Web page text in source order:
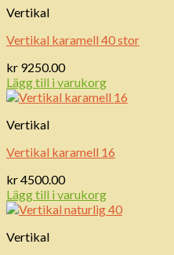
Vertikal
Vertikal karamell 40 stor
kr 9250.00
Lägg till i varukorg
Vertikal
Vertikal karamell 16
kr4500.00
Lägg till i varukorg
Vertikal